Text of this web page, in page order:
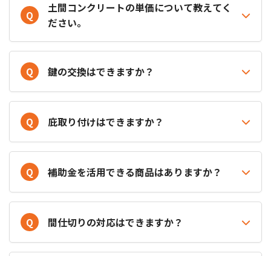
Q
土間コンクリートの単価について教えてく
ださい。
Q 鍵の交換はできますか？
Q 庇取り付けはできますか？
Q 補助金を活用できる商品はありますか？
Q 間仕切りの対応はできますか？